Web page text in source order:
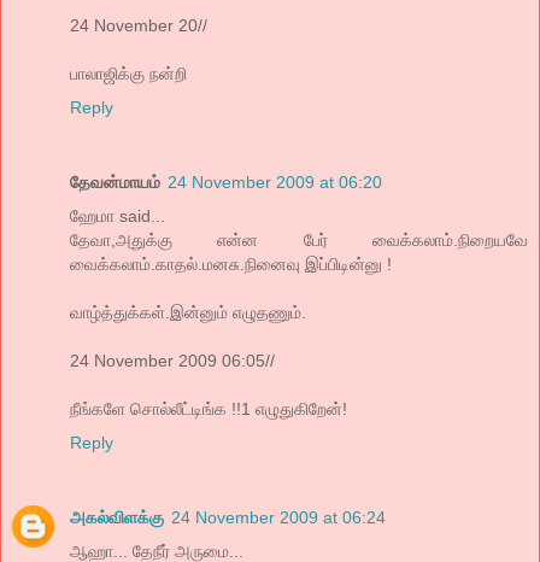
24 November 20//
பாலாஜிக்கு நன்றி
Reply
தேவன்மாயம் 24 November 2009 at 06:20
ஹேமா said...
தேவா,அதுக்கு என்ன பேர் வைக்கலாம்.நிறையவே
வைக்கலாம்.காதல்.மனசு.நினைவு இப்பிடின்னு !
வாழ்த்துக்கள்.இன்னும் எழுதணும்.
24 November 2009 06:05//
நீங்களே சொல்லீட்டிங்க !!1 எழுதுகிறேன்!
Reply
அகல்விளக்கு 24 November 2009 at 06:24
ஆஹா... தேநீர் அருமை...